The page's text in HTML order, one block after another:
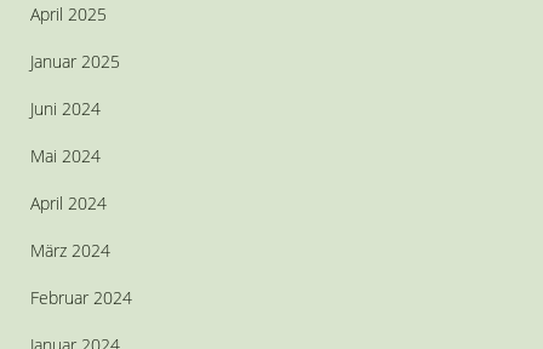
April 2025
Januar 2025
Juni 2024
Mai 2024
April 2024
März 2024
Februar 2024
Januar 2024